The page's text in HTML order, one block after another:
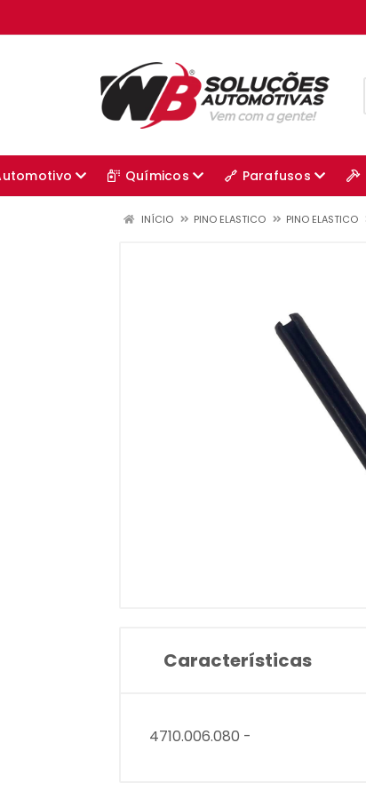
Químicos Parafusos
INÍCIO PINO ELASTICO PINO ELASTICO
Características
4710.006.080 -